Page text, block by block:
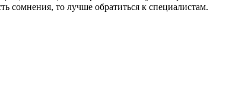
сомнения, то лучше обратиться к специалистам.